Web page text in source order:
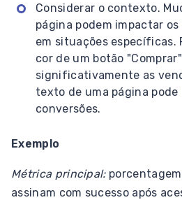
Considerar o contexto.
página podem impactar
em situações específicas.
cor de um botão
significativamente as
texto de uma página
conversões.
Exemplo
Métrica principal:
assinam com sucesso após